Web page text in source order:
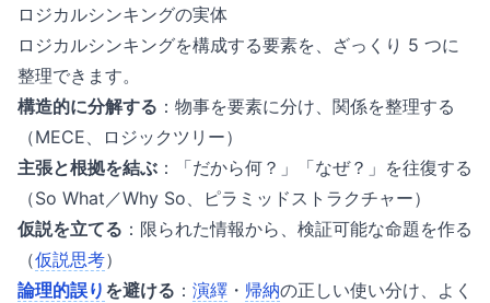
ロジカルシンキングの実体
ロジカルシンキングを構成する要素を、ざっくり 5 つに
整理できます。
構造的に分解する ：物事を要素に分け、関係を整理する
（MECE、ロジックツリー）
主張と根拠を結ぶ ：「だから何？」「なぜ？」を往復する
（So What／Why So、ピラミッドストラクチャー）
仮説を立てる ：限られた情報から、検証可能な命題を作る
（仮説思考）
論理的誤り を避ける ： 演繹 ・ 帰納の正しい使い分け、よく